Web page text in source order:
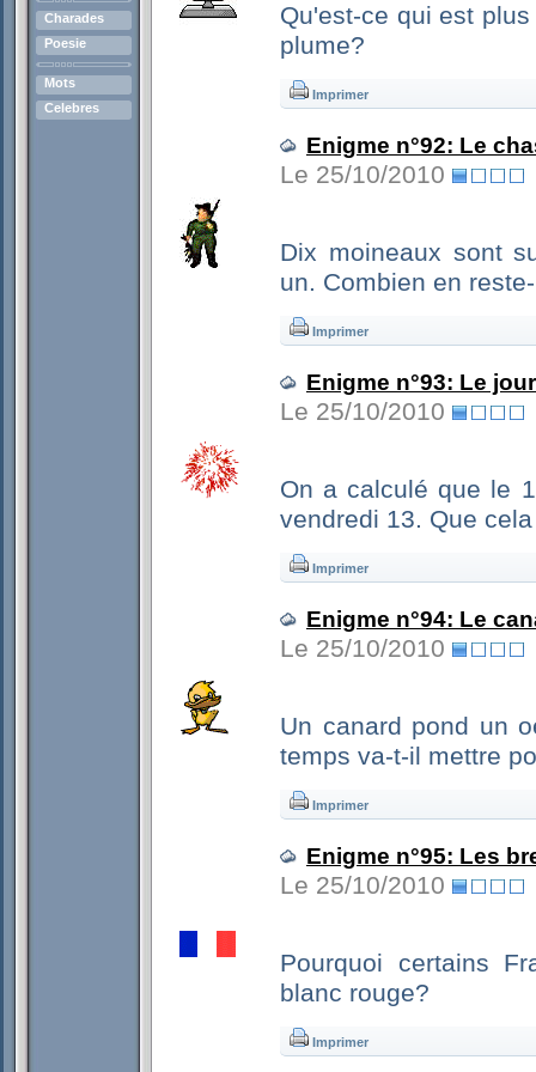
Charades
Poesie
Mots
Celebres
Qu'est-ce qui est
plume?
Imprimer
Enigme n°92: Le
Le 25/10/2010
Dix moineaux sont
un. Combien en
Imprimer
Enigme n°93: Le
Le 25/10/2010
On a calculé que le
vendredi 13. Que
Imprimer
Enigme n°94: Le
Le 25/10/2010
Un canard pond un
temps va-t-il mettre
Imprimer
Enigme n°95: Les
Le 25/10/2010
Pourquoi certains
blanc rouge?
Imprimer